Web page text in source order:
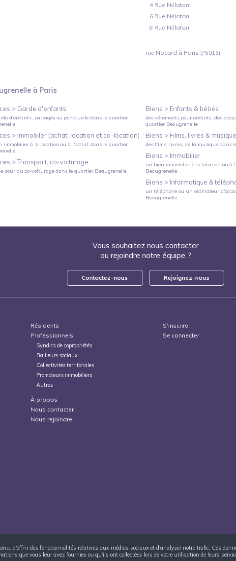
4 Rue Nélaton
6 Rue Nélaton
8 Rue Nélaton
rue Nocard à Paris (75015)
à Paris
> Garde d'enfants
d'enfants, partagée ou ponctuelledans le quartier
> Immobiler (achat, location et co-location)
immobilier à la location ou à l'achatdans le quartier
>Transport, co-voiturage
pour du co-voituragedans le quartier Beaugrenelle
Biens > Enfants & bébés
des vêtements pour enfants, des
quartier Beaugrenelle
Biens > Films, livres & musique
des films, livres, de la musiquedans
Biens > Immobilier
un bien immobilier à la location ou à
Beaugrenelle
Biens > Informatique &
un téléphone ou un ordinateur
Beaugrenelle
Vous souhaitez nous contacter
ou rejoindre notre équipe ?
Contactez-nous Rejoignez-nous
Résidents
Professionnels
Syndics de copropriétés
Bailleurs sociaux
Collectivités territoriales
Promoteurs immobiliers
Autres
À propos
Nous contacter
Nous rejoindre
S'inscrire
Se connecter
d'offrir des fonctionnalités relatives aux médias sociaux et d'analyser notre trafic. Ces
que vous leur avez fournies ou qu'ils ont collectées lors de votre utilisation de leurs